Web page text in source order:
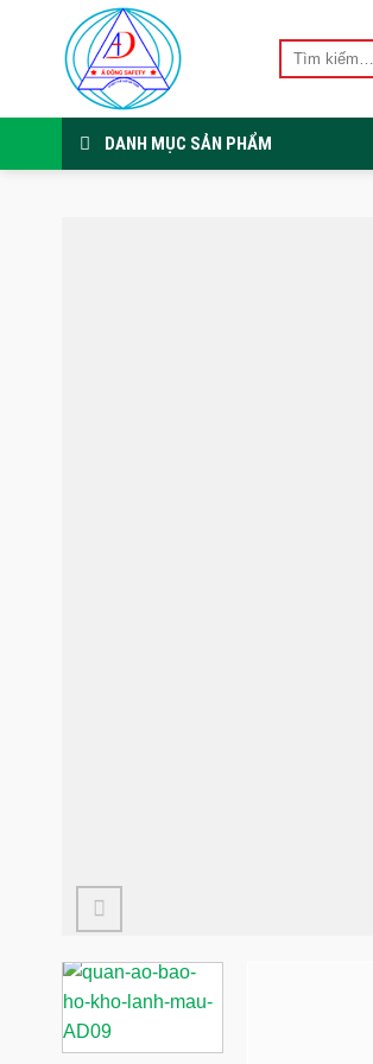
Tìm
DANH MỤC SẢN PHẨM